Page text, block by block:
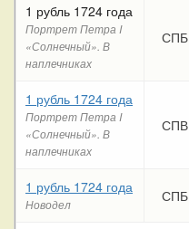
1 рубль 1724 года
Портрет Петра I
«Солнечный». В
наплечниках
СПБ
1 рубль 1724 года
Портрет Петра I
«Солнечный». В
наплечниках
СПВ
1 рубль 1724 года
Новодел СПБ